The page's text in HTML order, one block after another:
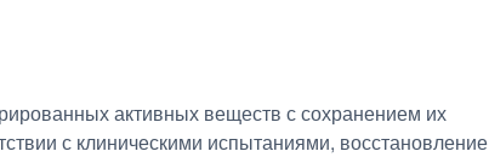
активных веществ с сохранением их
с клиническими испытаниями, восстановление